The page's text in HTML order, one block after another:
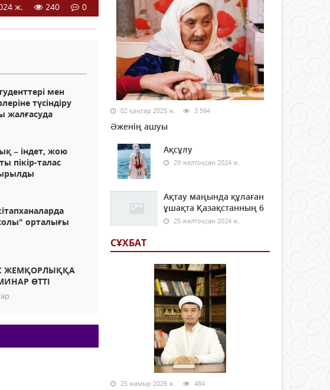
ж. 240 0
мен
түсіндіру
жалғасуда
– індет, жою
пікір-талас
орталығы
ЖЕМҚОРЛЫҚҚА
ӨТТІ
02 қаңтар 2025 ж. 3 594
Әженің ашуы
Ақсұлу
29 желтоқсан 2024 ж.
Ақтау маңында құлаған
ұшақта Қазақстанның 6
25 желтоқсан 2024 ж.
СҰХБАТ
25 мамыр 2026 ж. 484